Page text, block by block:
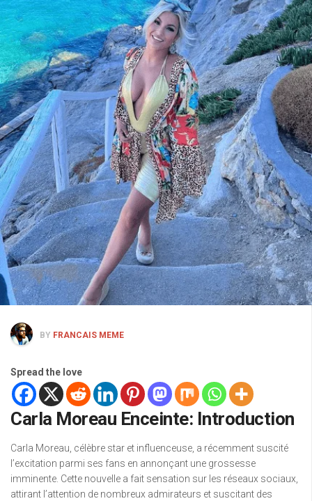
BY FRANCAIS MEME
Spread the love
Carla Moreau Enceinte: Introduction
Carla Moreau, célèbre star et influenceuse, a récemment suscité
l’excitation parmi ses fans en annonçant une grossesse
imminente. Cette nouvelle a fait sensation sur les réseaux sociaux,
attirant l’attention de nombreux admirateurs et suscitant des